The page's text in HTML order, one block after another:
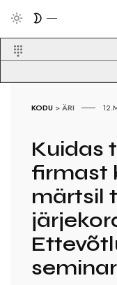
KODU >ÄRI
Kuidas
firmast
märtsil
seminar